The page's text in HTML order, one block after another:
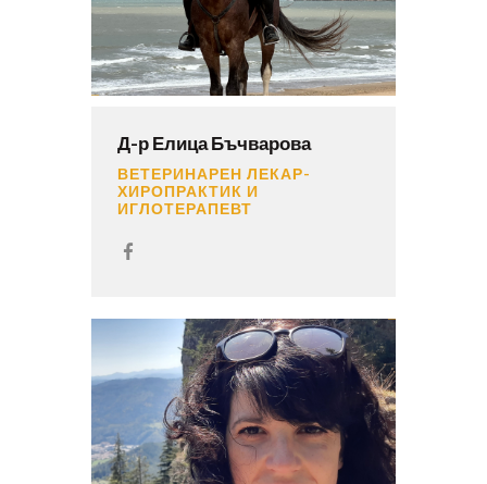
Д-р Елица Бъчварова
ВЕТЕРИНАРЕН ЛЕКАР-
ХИРОПРАКТИК И
ИГЛОТЕРАПЕВТ